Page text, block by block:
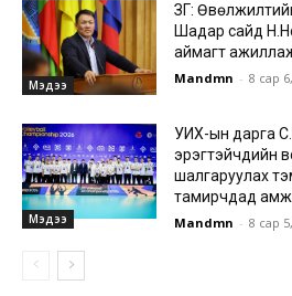
Мэдээ
ЗГ:
Шадар сайд
аймагт
Mandmn - 8 сар
Мэдээ
УИХ-ын дарга
шалгаруулах
тамирчдад
Mandmn - 8 сар